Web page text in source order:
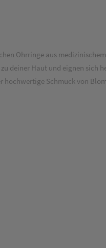
Ohrringe aus
deiner Haut und eignen sich
Schmuck von